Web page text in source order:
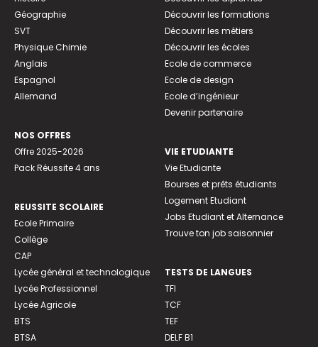
Géographie
SVT
Physique Chimie
Anglais
Espagnol
Allemand
NOS OFFRES
Offre 2025-2026
Pack Réussite 4 ans
REUSSITE SCOLAIRE
Ecole Primaire
Collège
CAP
Lycée général et technologique
Lycée Professionnel
Lycée Agricole
BTS
BTSA
Découvrir les formations
Découvrir les métiers
Découvrir les écoles
Ecole de commerce
Ecole de design
Ecole d’ingénieur
Devenir partenaire
VIE ETUDIANTE
Vie Etudiante
Bourses et prêts étudiants
Logement Etudiant
Jobs Etudiant et Alternance
Trouve ton job saisonnier
TESTS DE LANGUES
TFI
TCF
TEF
DELF B1